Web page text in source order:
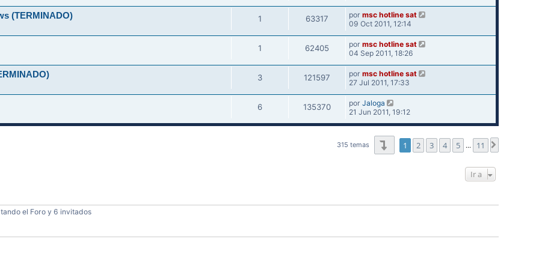
(TERMINADO) 1 63317 por msc hotline sat
09 Oct 2011, 12:14
1 62405 por msc hotline sat
04 Sep 2011, 18:26
3 121597 por msc hotline sat
27 Jul 2011, 17:33
6 135370 por Jaloga
21 Jun 2011, 19:12
315 temas Página1 de
1 2 3 4 5 … 11
Ir a
el Foro y 6 invitados